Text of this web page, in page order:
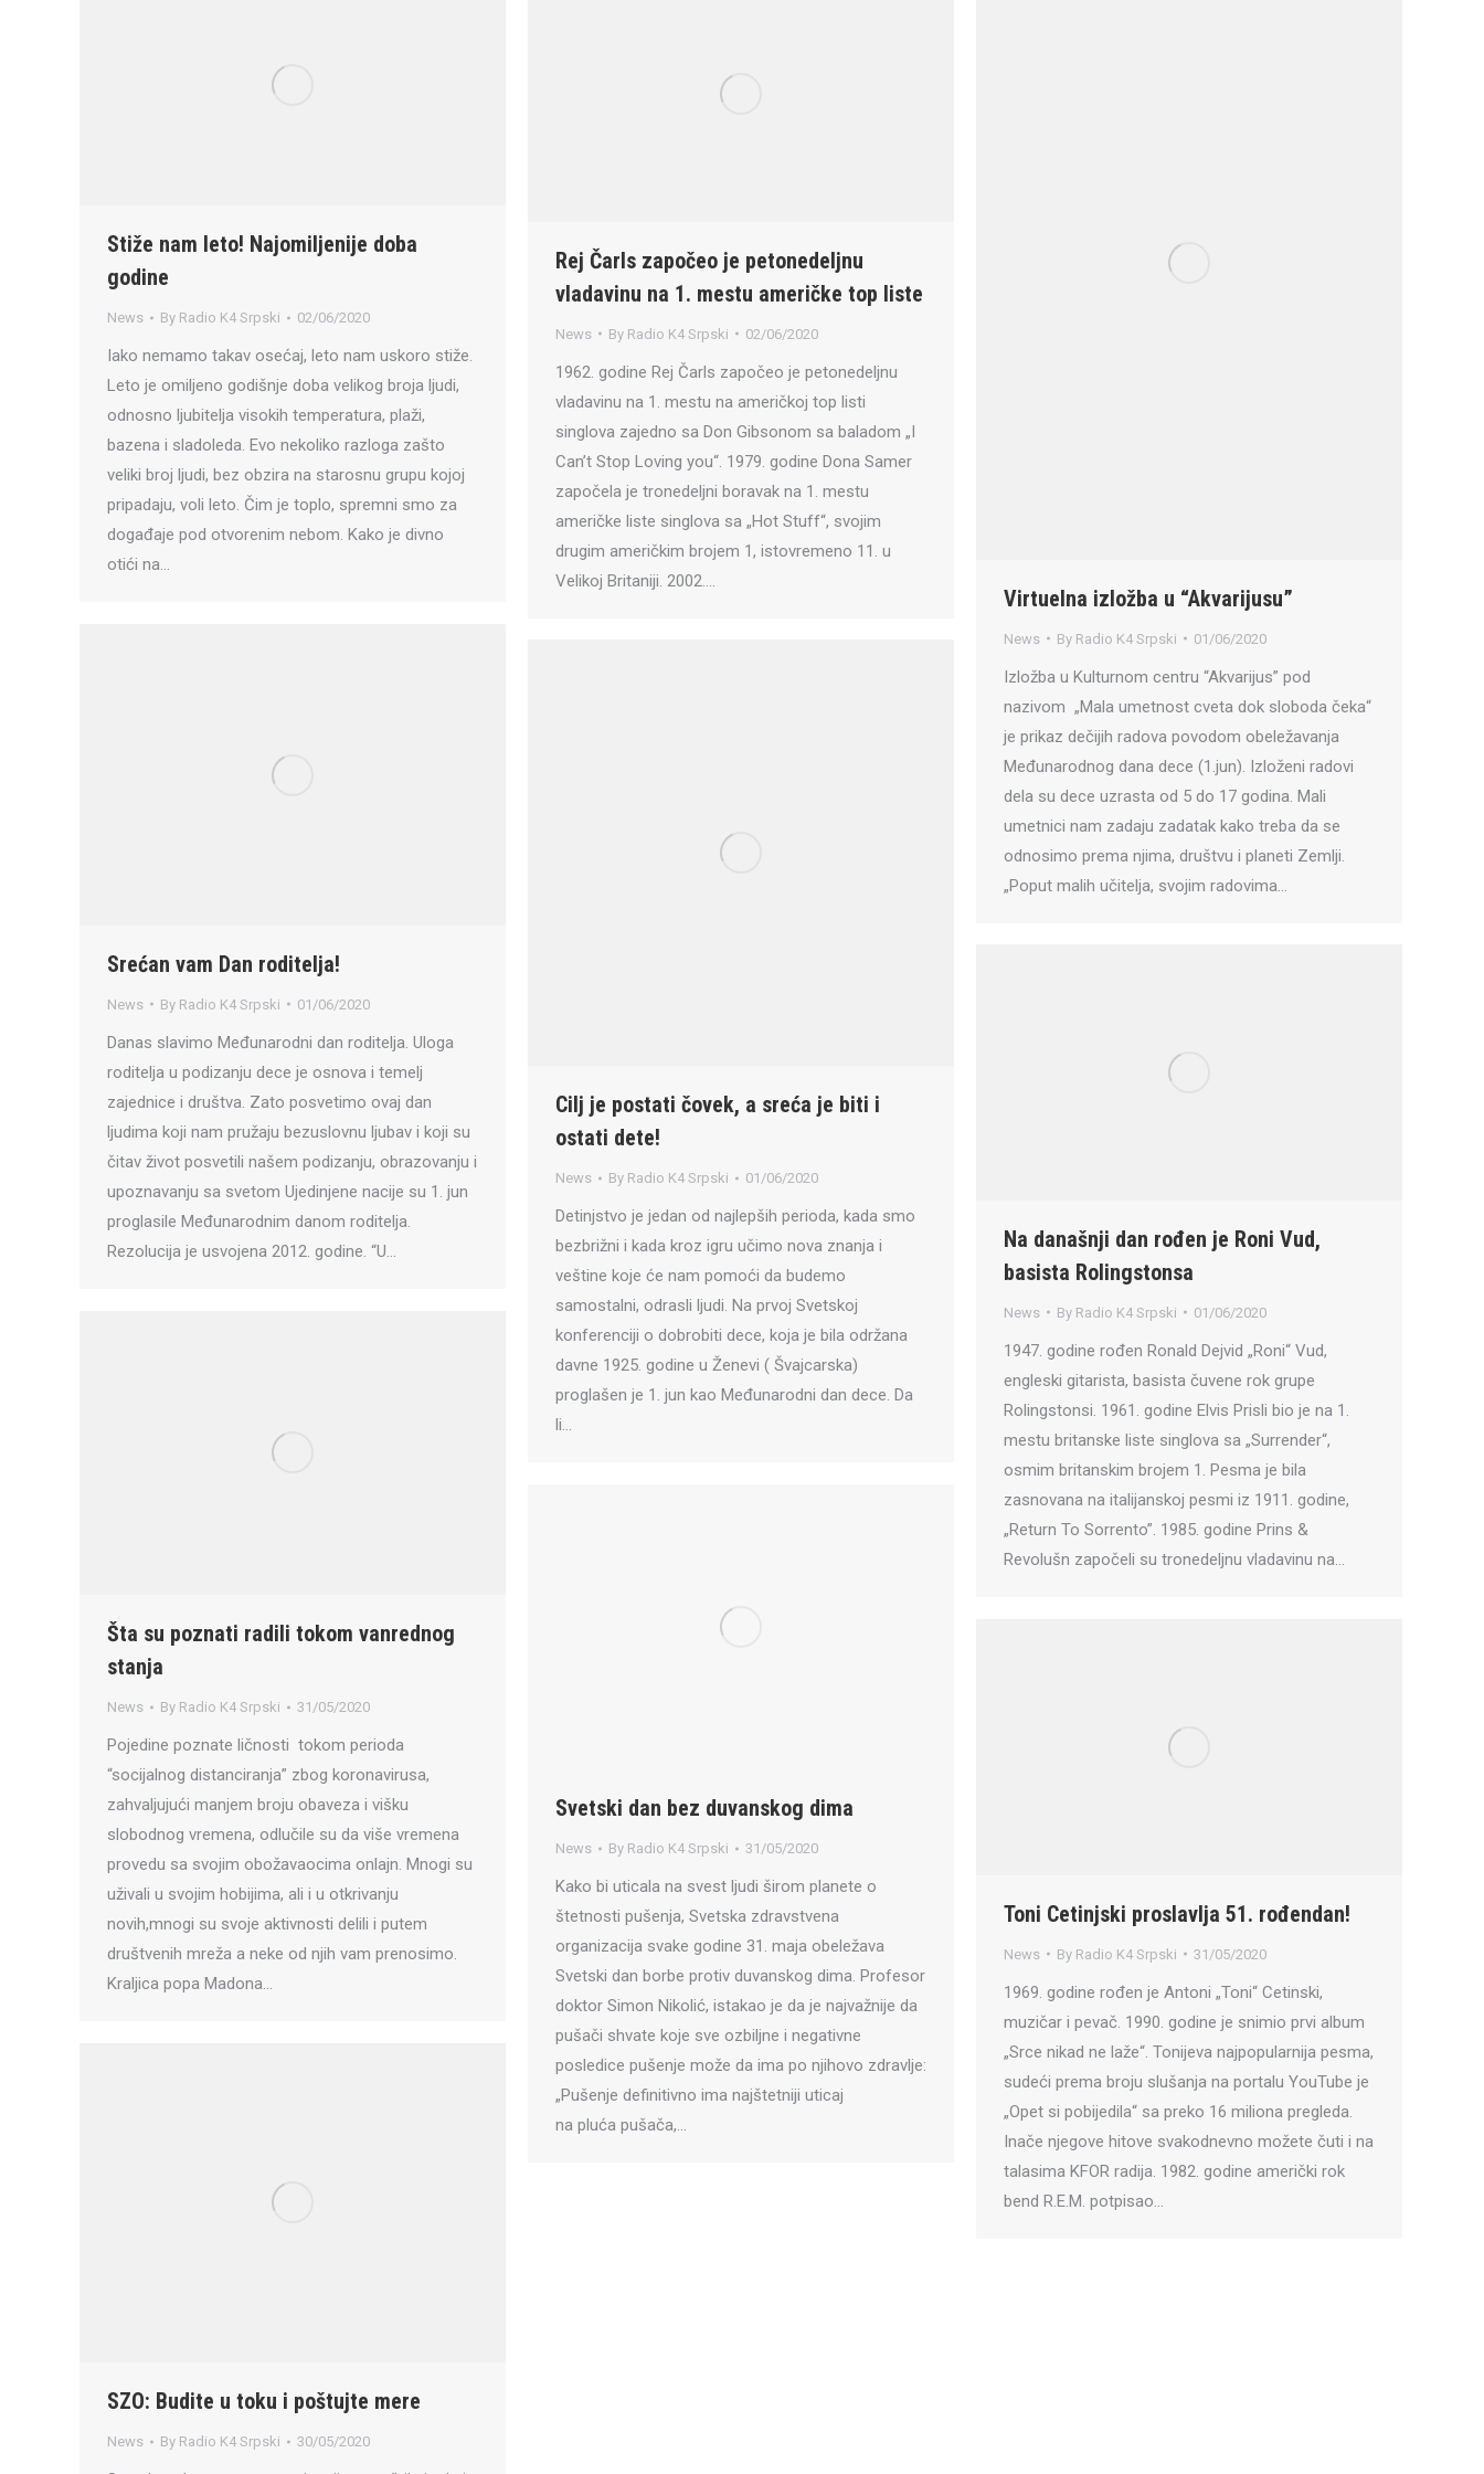
Stiže nam leto! Najomiljenije doba
godine
News By Radio K4 Srpski 02/06/2020
Iako nemamo takav osećaj, leto nam uskoro stiže.
Leto je omiljeno godišnje doba velikog broja ljudi,
odnosno ljubitelja visokih temperatura, plaži,
bazena i sladoleda. Evo nekoliko razloga zašto
veliki broj ljudi, bez obzira na starosnu grupu kojoj
pripadaju, voli leto. Čim je toplo, spremni smo za
događaje pod otvorenim nebom. Kako je divno
otići na…
Rej Čarls započeo je petonedeljnu
vladavinu na 1. mestu američke top liste
News By Radio K4 Srpski 02/06/2020
1962. godine Rej Čarls započeo je petonedeljnu
vladavinu na 1. mestu na američkoj top listi
singlova zajedno sa Don Gibsonom sa baladom „I
Can’t Stop Loving you“. 1979. godine Dona Samer
započela je tronedeljni boravak na 1. mestu
američke liste singlova sa „Hot Stuff“, svojim
drugim američkim brojem 1, istovremeno 11. u
Velikoj Britaniji. 2002.…
Virtuelna izložba u “Akvarijusu”
News By Radio K4 Srpski 01/06/2020
Izložba u Kulturnom centru “Akvarijus” pod
nazivom „Mala umetnost cveta dok sloboda čeka“
je prikaz dečijih radova povodom obeležavanja
Međunarodnog dana dece (1.jun). Izloženi radovi
dela su dece uzrasta od 5 do 17 godina. Mali
umetnici nam zadaju zadatak kako treba da se
odnosimo prema njima, društvu i planeti Zemlji.
„Poput malih učitelja, svojim radovima…
Srećan vam Dan roditelja!
News By Radio K4 Srpski 01/06/2020
Danas slavimo Međunarodni dan roditelja. Uloga
roditelja u podizanju dece je osnova i temelj
zajednice i društva. Zato posvetimo ovaj dan
ljudima koji nam pružaju bezuslovnu ljubav i koji su
čitav život posvetili našem podizanju, obrazovanju i
upoznavanju sa svetom Ujedinjene nacije su 1. jun
proglasile Međunarodnim danom roditelja.
Rezolucija je usvojena 2012. godine. “U…
Cilj je postati čovek, a sreća je biti i
ostati dete!
News By Radio K4 Srpski 01/06/2020
Detinjstvo je jedan od najlepših perioda, kada smo
bezbrižni i kada kroz igru učimo nova znanja i
veštine koje će nam pomoći da budemo
samostalni, odrasli ljudi. Na prvoj Svetskoj
konferenciji o dobrobiti dece, koja je bila održana
davne 1925. godine u Ženevi ( Švajcarska)
proglašen je 1. jun kao Međunarodni dan dece. Da
li…
Na današnji dan rođen je Roni Vud,
basista Rolingstonsa
News By Radio K4 Srpski 01/06/2020
1947. godine rođen Ronald Dejvid „Roni“ Vud,
engleski gitarista, basista čuvene rok grupe
Rolingstonsi. 1961. godine Elvis Prisli bio je na 1.
mestu britanske liste singlova sa „Surrender“,
osmim britanskim brojem 1. Pesma je bila
zasnovana na italijanskoj pesmi iz 1911. godine,
„Return To Sorrento”. 1985. godine Prins &
Revolušn započeli su tronedeljnu vladavinu na…
Šta su poznati radili tokom vanrednog
stanja
News By Radio K4 Srpski 31/05/2020
Pojedine poznate ličnosti tokom perioda
“socijalnog distanciranja” zbog koronavirusa,
zahvaljujući manjem broju obaveza i višku
slobodnog vremena, odlučile su da više vremena
provedu sa svojim obožavaocima onlajn. Mnogi su
uživali u svojim hobijima, ali i u otkrivanju
novih,mnogi su svoje aktivnosti delili i putem
društvenih mreža a neke od njih vam prenosimo.
Kraljica popa Madona…
Svetski dan bez duvanskog dima
News By Radio K4 Srpski 31/05/2020
Kako bi uticala na svest ljudi širom planete o
štetnosti pušenja, Svetska zdravstvena
organizacija svake godine 31. maja obeležava
Svetski dan borbe protiv duvanskog dima. Profesor
doktor Simon Nikolić, istakao je da je najvažnije da
pušači shvate koje sve ozbiljne i negativne
posledice pušenje može da ima po njihovo zdravlje:
„Pušenje definitivno ima najštetniji uticaj
na pluća pušača,…
Toni Cetinjski proslavlja 51. rođendan!
News By Radio K4 Srpski 31/05/2020
1969. godine rođen je Antoni „Toni“ Cetinski,
muzičar i pevač. 1990. godine je snimio prvi album
„Srce nikad ne laže“. Tonijeva najpopularnija pesma,
sudeći prema broju slušanja na portalu YouTube je
„Opet si pobijedila“ sa preko 16 miliona pregleda.
Inače njegove hitove svakodnevno možete čuti i na
talasima KFOR radija. 1982. godine američki rok
bend R.E.M. potpisao…
SZO: Budite u toku i poštujte mere
News By Radio K4 Srpski 30/05/2020